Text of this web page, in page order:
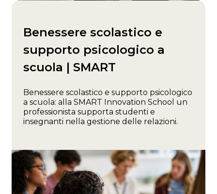
Benessere scolastico e
supporto psicologico a
scuola | SMART
Benessere scolastico e supporto psicologico
a scuola: alla SMART Innovation School un
professionista supporta studenti e
insegnanti nella gestione delle relazioni.